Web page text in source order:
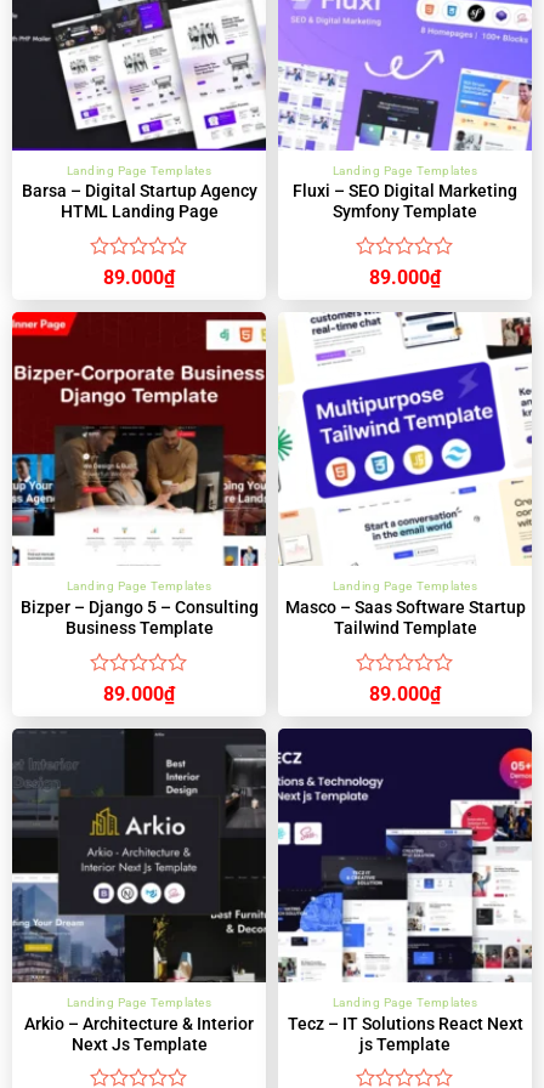
Landing Page Templates
Barsa – Digital Startup Agency
HTML Landing Page
Được
hạng
sao
89.000₫
Landing Page Templates
Fluxi – SEO Digital Marketing
Symfony Template
Được
hạng
0
5
89.000₫
Landing Page Templates
Bizper – Django 5 – Consulting
Business Template
Được
hạng
sao
89.000₫
Landing Page Templates
Masco – Saas Software Startup
Tailwind Template
Được
hạng
sao
89.000₫
Landing Page Templates
Arkio – Architecture & Interior
Next Js Template
Landing Page Templates
Tecz – IT Solutions React Next
js Template